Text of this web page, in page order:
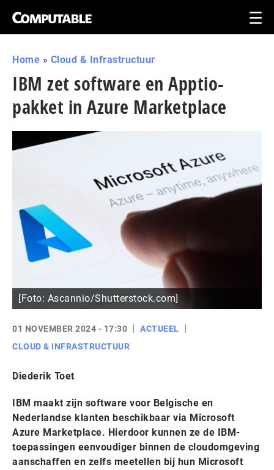
Home » Cloud & Infrastructuur
IBM zet software en Apptio-
pakket in Azure Marketplace
[Foto: Ascannio/Shutterstock.com]
01 NOVEMBER 2024 - 17:30
ACTUEEL
CLOUD & INFRASTRUCTUUR
Diederik Toet
IBM maakt zijn software voor Belgische en
Nederlandse klanten beschikbaar via Microsoft
Azure Marketplace. Hierdoor kunnen ze de IBM-
toepassingen eenvoudiger binnen de cloudomgeving
aanschaffen en zelfs meetellen bij hun Microsoft